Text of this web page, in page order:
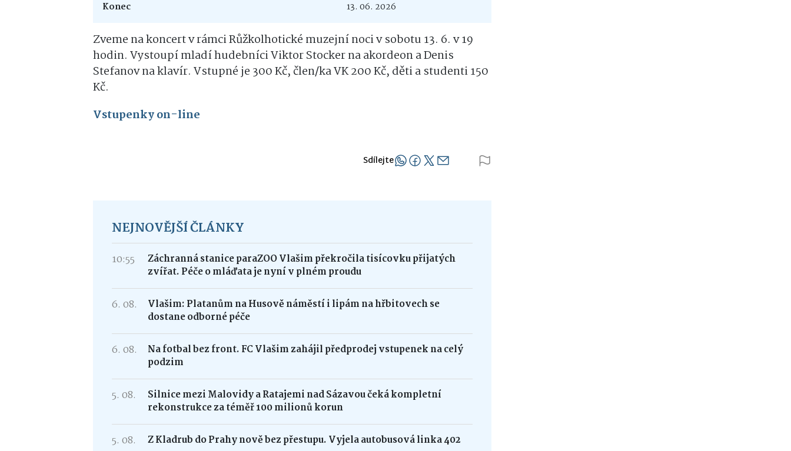
Konec 13. 06. 2026
Zveme na koncert v rámci Růžkolhotické muzejní noci v sobotu 13. 6. v 19
hodin. Vystoupí mladí hudebníci Viktor Stocker na akordeon a Denis
Stefanov na klavír. Vstupné je 300 Kč, člen/ka VK 200 Kč, děti a studenti 150
Kč.
Vstupenky on-line
Sdílejte
NEJNOVĚJŠÍ ČLÁNKY
10:55
Záchranná stanice paraZOO Vlašim překročila tisícovku přijatých
zvířat. Péče o mláďata je nyní v plném proudu
6. 08.
Vlašim: Platanům na Husově náměstí i lipám na hřbitovech se
dostane odborné péče
6. 08.
Na fotbal bez front. FC Vlašim zahájil předprodej vstupenek na celý
podzim
5. 08.
Silnice mezi Malovidy a Ratajemi nad Sázavou čeká kompletní
rekonstrukce za téměř 100 milionů korun
5. 08. Z Kladrub do Prahy nově bez přestupu. Vyjela autobusová linka 402